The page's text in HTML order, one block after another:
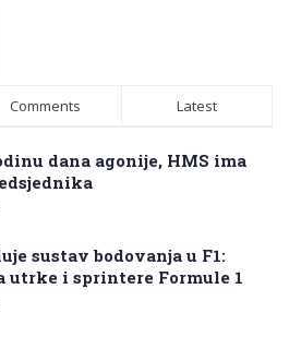
Comments Latest
dana agonije, HMS ima
sustav bodovanja u F1:
utrke i sprintere Formule 1